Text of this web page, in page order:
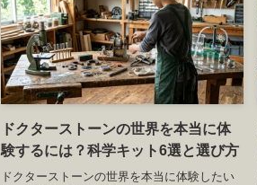
ドクターストーンの世界を本当に体
験するには？科学キット6選と選び方
ドクターストーンの世界を本当に体験したい